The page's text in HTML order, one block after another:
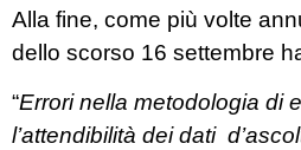
Alla fine, come più volte
dello scorso 16 settembre
“Errori nella metodologia di
l’attendibilità dei dati